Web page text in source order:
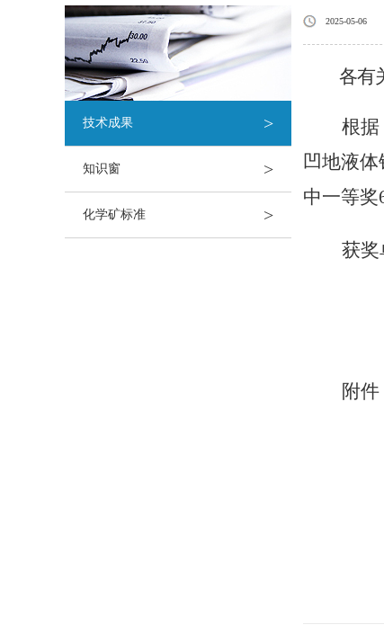
技术成果 >
知识窗 >
化学矿标准 >
2025-05-06
各有
根据
凹地液
中一等奖
获奖
附件